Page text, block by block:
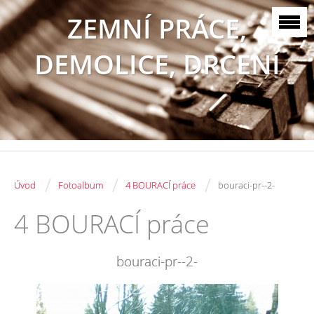
ZEMNÍ PRÁCE,
DEMOLICE, DRCENÍ
Úvod / Fotoalbum / 4 BOURACÍ práce / bouraci-pr--2-
4 BOURACÍ práce
bouraci-pr--2-